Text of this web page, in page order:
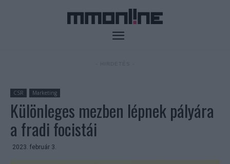
CSR Marketing
Különleges mezben lépnek pályára
a fradi focistái
2023. február 3.